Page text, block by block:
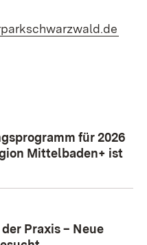
für 2026
Mittelbaden+ ist
Praxis – Neue